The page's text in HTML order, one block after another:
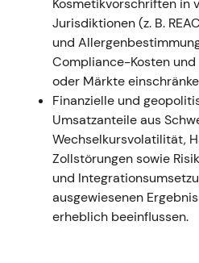
Übernahme von
Eiprotein) ab (Closing
Beitrag und Konditionen
wurden in
[40] [38]; einzelne
einen Kaufpreis von
Narrativ:Klares Signal
Kapitalumschichtung —
kerngeschäftlicher
gleichzeitiger Stärkung
Kompetenz über
sahen darin eine
Kosmetikvorschriften in
Jurisdiktionen (z. B.
und
Compliance-Kosten
oder Märkte
Finanzielle und
Umsatzanteile aus
Wechselkursvolatilität,
Zollstörungen sowie
und
ausgewiesenen
erheblich beeinflussen.